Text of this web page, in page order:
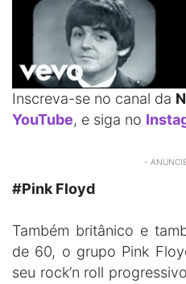
Inscreva-se no canal da
YouTube, e siga no
-
#Pink Floyd
Também britânico e
de 60, o grupo Pink
seu rock’n roll